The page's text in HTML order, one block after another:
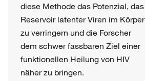
diese Methode das Potenzial, das
Reservoir latenter Viren im Körper
zu verringern und die Forscher
dem schwer fassbaren Ziel einer
funktionellen Heilung von HIV
näher zu bringen.